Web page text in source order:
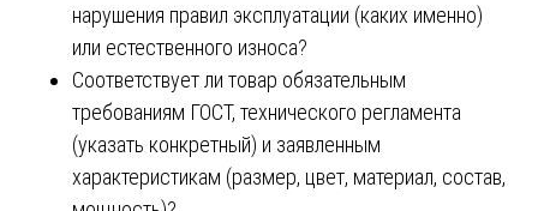
нарушения правил эксплуатации (каких именно)
или естественного износа?
Соответствует ли товар обязательным
требованиям ГОСТ, технического регламента
(указать конкретный) и заявленным
характеристикам (размер, цвет, материал, состав,